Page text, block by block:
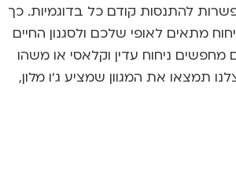
להתנסות קודם כל בדוגמיות. כך
מתאים לאופי שלכם ולסגנון החיים
ניחוח עדין וקלאסי או משהו
תמצאו את המגוון שמציע ג'ו מלון,